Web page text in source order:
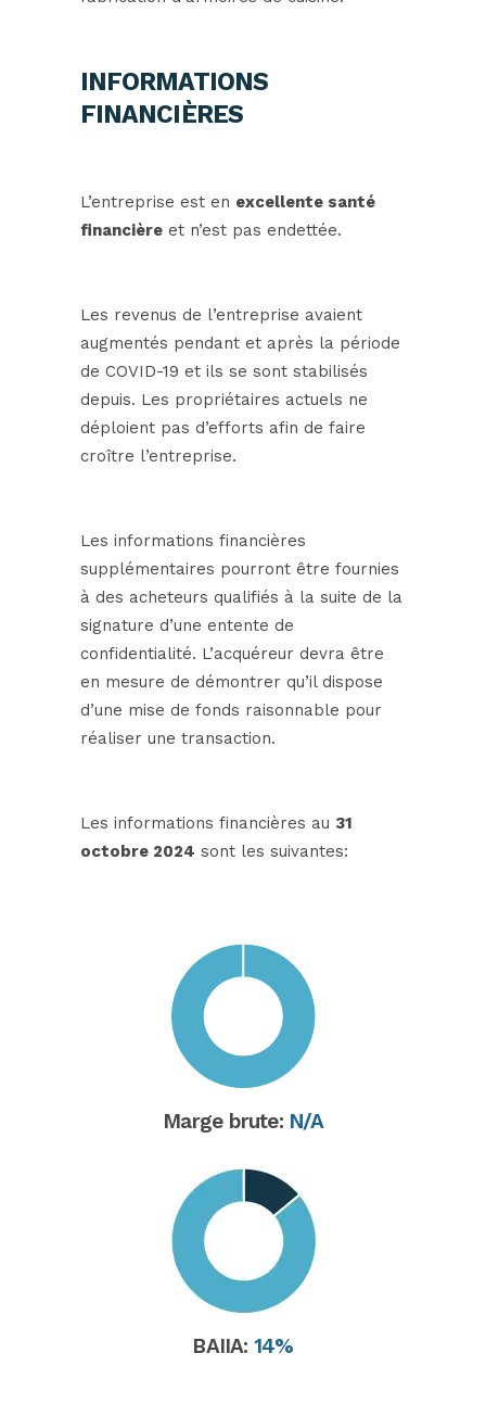
INFORMATIONS
FINANCIÈRES
L’entreprise est en excellente santé
financière et n’est pas endettée.
Les revenus de l’entreprise avaient
augmentés pendant et après la période
de COVID-19 et ils se sont stabilisés
depuis. Les propriétaires actuels ne
déploient pas d’efforts afin de faire
croître l’entreprise.
Les informations financières
supplémentaires pourront être fournies
à des acheteurs qualifiés à la suite de la
signature d’une entente de
confidentialité. L’acquéreur devra être
en mesure de démontrer qu’il dispose
d’une mise de fonds raisonnable pour
réaliser une transaction.
Les informations financières au 31
octobre 2024 sont les suivantes:
Marge brute: N/A
BAIIA: 14%